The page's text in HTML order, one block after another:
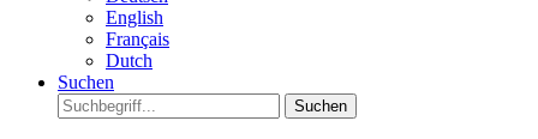
English
Français
Dutch
Suchen
Suchen